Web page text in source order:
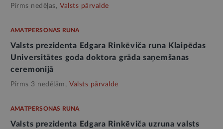
Pirms nedēļas, Valsts pārvalde
AMATPERSONAS RUNA
Valsts prezidenta Edgara Rinkēviča runa Klaipēdas
Universitātes goda doktora grāda saņemšanas
ceremonijā
Pirms 3 nedēļām, Valsts pārvalde
AMATPERSONAS RUNA
Valsts prezidenta Edgara Rinkēviča uzruna valsts